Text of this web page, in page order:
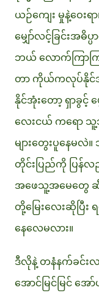
ယဉ်ကျေး မှုနဲ့ဝေးရ
မျှော်လင့်ခြင်းအဓိ
ဘယ် လောက်ကြာကြ
တာ ကိုယ်ကလုပ်နိုင်
နိုင်အုံးတော့ ရှာခွင့်
လေးငယ် ကရော
များတွေးပူနေမ
တိုင်းပြည်ကို ပြန်
အဖေသူ့အမေတွေ ဆီပ
တို့မြေးလေးဆိုပြီ
နေလေမလား။
ဒီလိုနဲ့ တနံနက်ခင်းလ
အောင်မြင်မြင် အ